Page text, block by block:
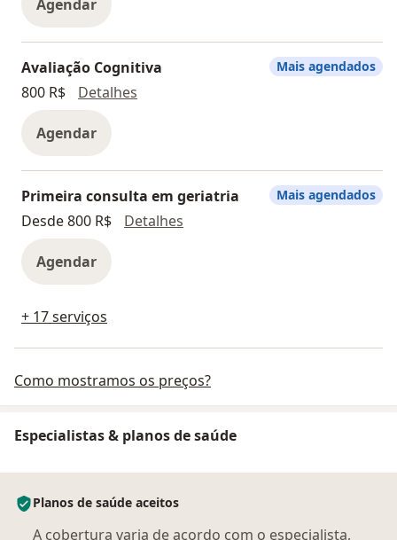
Agendar
Avaliação Cognitiva
800 R$
Detalhes
Agendar
Mais agendados
Primeira consulta em geriatria
Desde 800 R$
Detalhes
Agendar
Mais agendados
+ 17 serviços
Como mostramos os preços?
Especialistas & planos de saúde
Planos de saúde aceitos
A cobertura varia de acordo com o especialista,